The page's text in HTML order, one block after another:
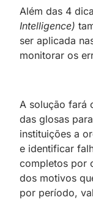
Além das 4
Intelligence)
ser aplicada
monitorar os
A solução fará
das glosas
instituições a
e identificar
completos por
dos motivos
por período,